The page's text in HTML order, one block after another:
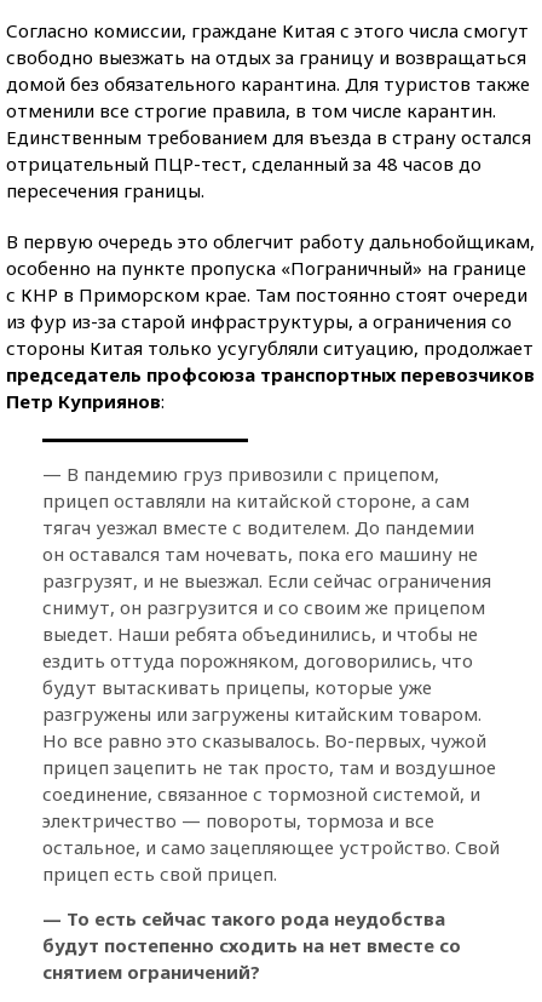
Согласно комиссии, граждане Китая с этого числа смогут
свободно выезжать на отдых за границу и возвращаться
домой без обязательного карантина. Для туристов также
отменили все строгие правила, в том числе карантин.
Единственным требованием для въезда в страну остался
отрицательный ПЦР-тест, сделанный за 48 часов до
пересечения границы.
В первую очередь это облегчит работу дальнобойщикам,
особенно на пункте пропуска «Пограничный» на границе
с КНР в Приморском крае. Там постоянно стоят очереди
из фур из-за старой инфраструктуры, а ограничения со
стороны Китая только усугубляли ситуацию, продолжает
председатель профсоюза транспортных перевозчиков
Петр Куприянов:
— В пандемию груз привозили с прицепом,
прицеп оставляли на китайской стороне, а сам
тягач уезжал вместе с водителем. До пандемии
он оставался там ночевать, пока его машину не
разгрузят, и не выезжал. Если сейчас ограничения
снимут, он разгрузится и со своим же прицепом
выедет. Наши ребята объединились, и чтобы не
ездить оттуда порожняком, договорились, что
будут вытаскивать прицепы, которые уже
разгружены или загружены китайским товаром.
Но все равно это сказывалось. Во-первых, чужой
прицеп зацепить не так просто, там и воздушное
соединение, связанное с тормозной системой, и
электричество — повороты, тормоза и все
остальное, и само зацепляющее устройство. Свой
прицеп есть свой прицеп.
— То есть сейчас такого рода неудобства
будут постепенно сходить на нет вместе со
снятием ограничений?